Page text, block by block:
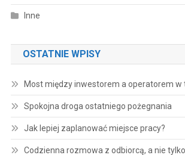
Inne
OSTATNIE WPISY
Most między inwestorem a operatorem w
Spokojna droga ostatniego pożegnania
Jak lepiej zaplanować miejsce pracy?
Codzienna rozmowa z odbiorcą, a nie